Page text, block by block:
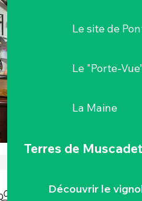
Le site de
Le "Porte-
La Maine
Terres de Muscadet
Découvrir le
acceptés